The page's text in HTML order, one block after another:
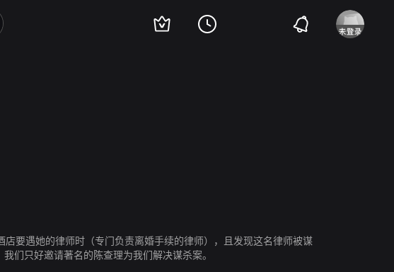
要遇她的律师时（专门负责离婚手续的律师），且发现这名律师被谋
们只好邀请著名的陈查理为我们解决谋杀案。